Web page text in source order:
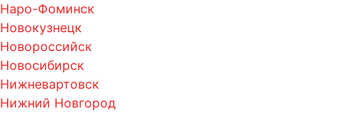
Наро-Фоминск
Новокузнецк
Новороссийск
Новосибирск
Нижневартовск
Нижний Новгород